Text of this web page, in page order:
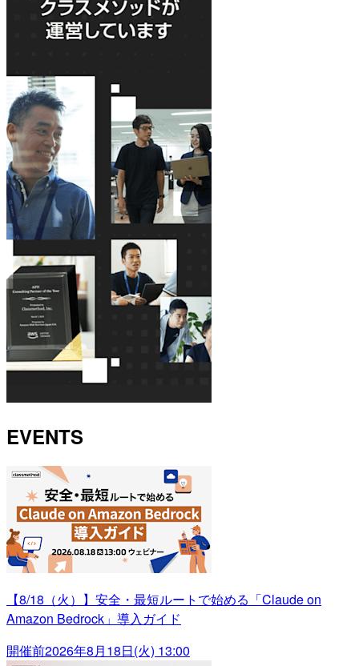
EVENTS
【8/18（火）】安全・最短ルートで始める「Claude on
Amazon Bedrock」導入ガイド
開催前2026年8月18日(火) 13:00